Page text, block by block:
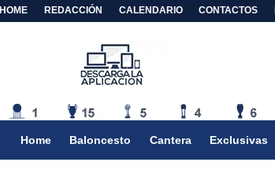
HOME REDACCIÓN CALENDARIO CONTACTOS
Home Baloncesto Cantera Exclusivas